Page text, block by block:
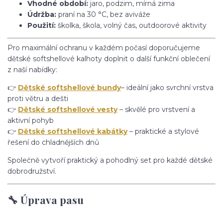
Vhodné období: jaro, podzim, mírná zima
Údržba: praní na 30 °C, bez aviváže
Použití: školka, škola, volný čas, outdoorové aktivity
Pro maximální ochranu v každém počasí doporučujeme
dětské softshellové kalhoty doplnit o další funkční oblečení
z naší nabídky:
👉 Dětské softshellové bundy– ideální jako svrchní vrstva
proti větru a dešti
👉 Dětské softshellové vesty– skvělé pro vrstvení a
aktivní pohyb
👉 Dětské softshellové kabátky– praktické a stylové
řešení do chladnějších dnů
Společně vytvoří praktický a pohodlný set pro každé dětské
dobrodružství.
🔧 Úprava pasu